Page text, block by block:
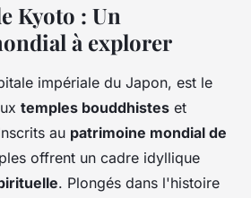
Kyoto : Un
à explorer
impériale du Japon, est le
temples bouddhistes et
au patrimoine mondial de
offrent un cadre idyllique
. Plongés dans l'histoire